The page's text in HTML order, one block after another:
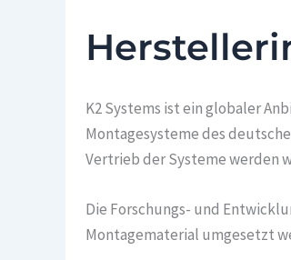
K2 Systems ist ein globaler
Montagesysteme des
Vertrieb der Systeme werden
Die Forschungs- und
Montagematerial umgesetzt